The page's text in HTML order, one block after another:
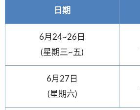
日期
6月24~26日
(星期三~五)
6月27日
(星期六)